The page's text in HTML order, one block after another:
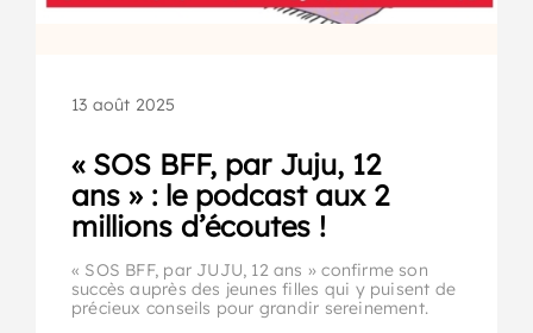
13 août 2025
« SOS BFF, par Juju, 12
ans » : le podcast aux 2
millions d’écoutes !
« SOS BFF, par JUJU, 12 ans » confirme son
succès auprès des jeunes filles qui y puisent de
précieux conseils pour grandir sereinement.